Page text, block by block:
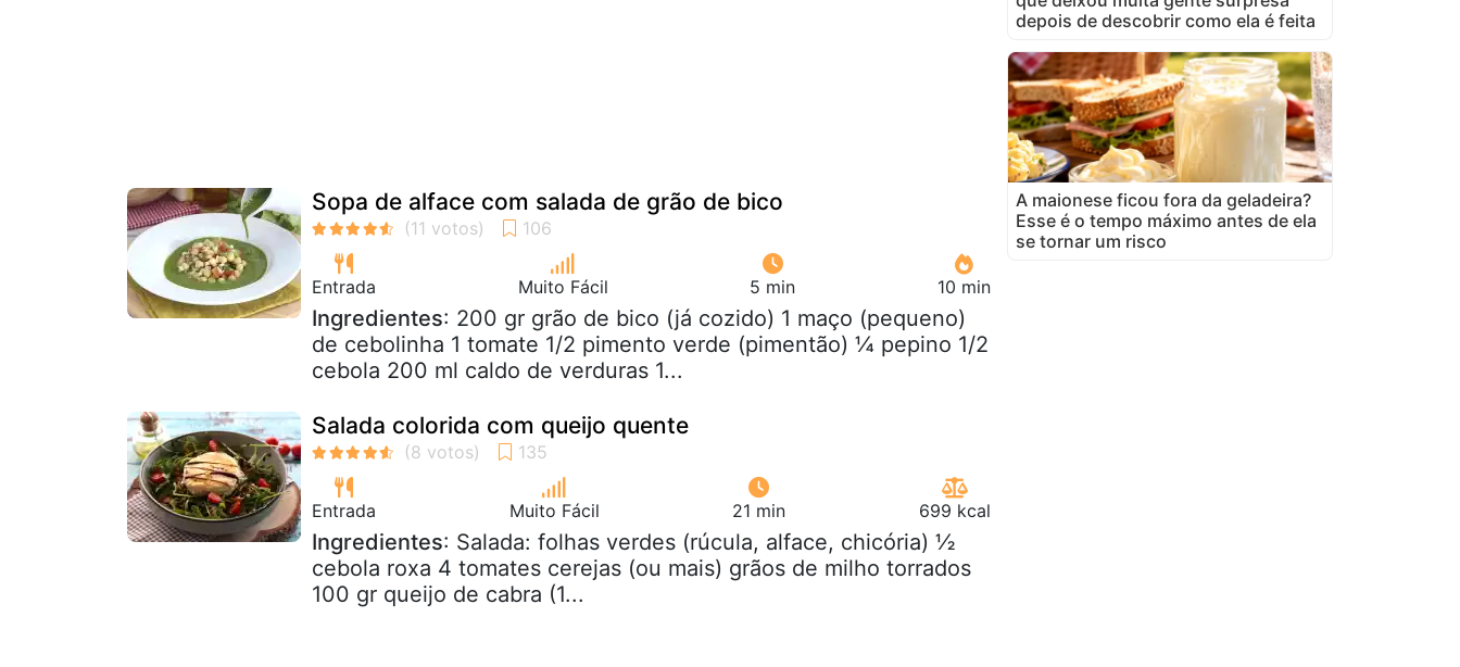
Sopa de alface com salada de grão de bico
Entrada Muito Fácil 5 min 10 min
Ingredientes: 200 gr grão de bico (já cozido) 1 maço (pequeno)
de cebolinha 1 tomate 1/2 pimento verde (pimentão) ¼ pepino 1/2
cebola 200 ml caldo de verduras 1...
Salada colorida com queijo quente
Entrada Muito Fácil 21 min 699 kcal
Ingredientes: Salada: folhas verdes (rúcula, alface, chicória) ½
cebola roxa 4 tomates cerejas (ou mais) grãos de milho torrados
100 gr queijo de cabra (1...
depois de descobrir como ela é feita
A maionese ficou fora da geladeira?
Esse é o tempo máximo antes de ela
se tornar um risco